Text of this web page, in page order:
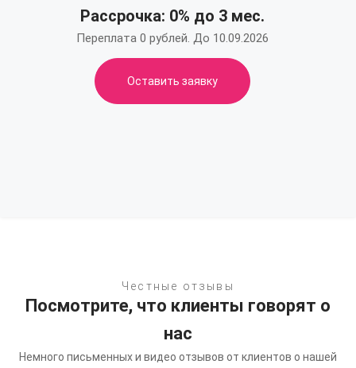
Рассрочка: 0% до 3 мес.
Переплата 0 рублей. До 10.09.2026
Оставить заявку
Честные отзывы
Посмотрите, что клиенты говорят о
нас
Немного письменных и видео отзывов от клиентов о нашей